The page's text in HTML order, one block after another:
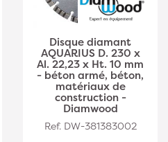
Disque diamant
AQUARIUS D. 230 x
Al. 22,23 x Ht. 10 mm
- béton armé, béton,
matériaux de
construction -
Diamwood
Ref. DW-381383002